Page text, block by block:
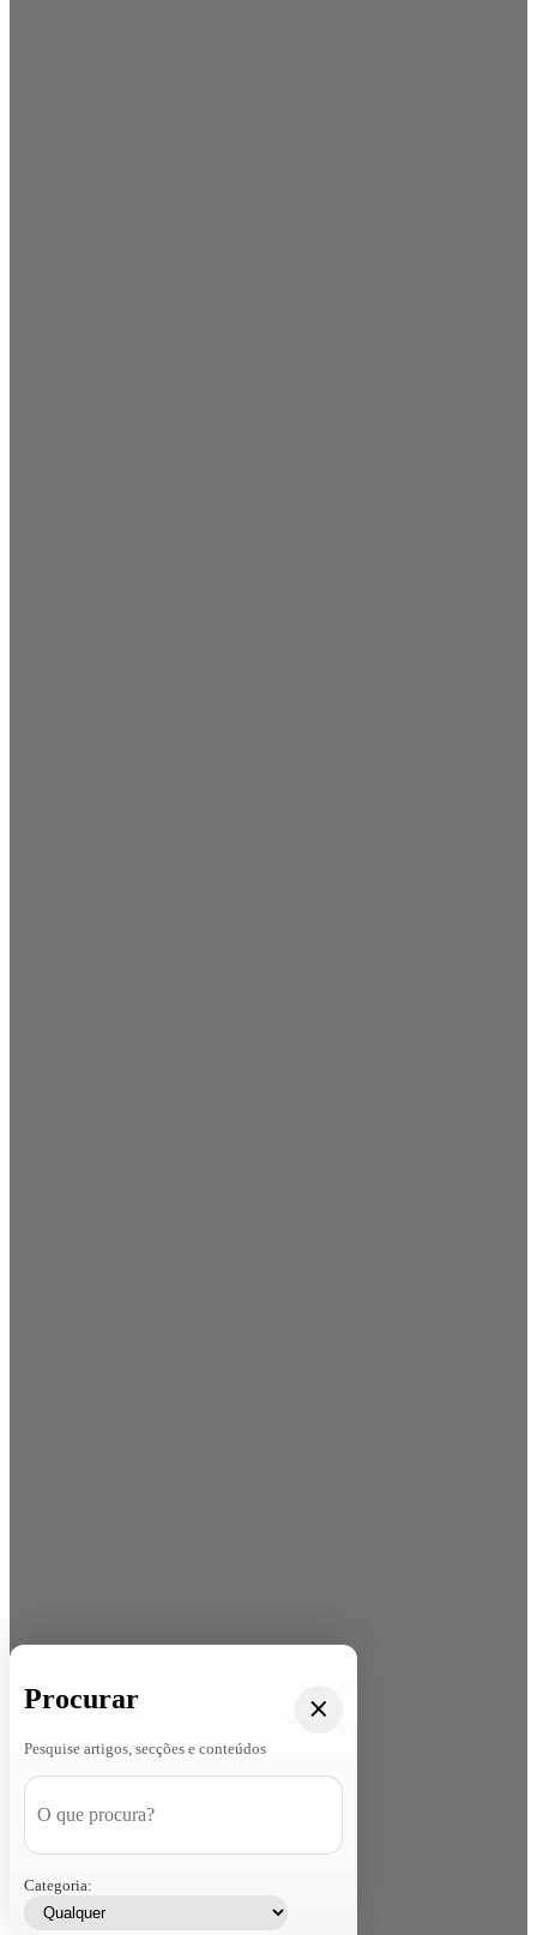
Procurar
Pesquise artigos, secções e conteúdos
Categoria: